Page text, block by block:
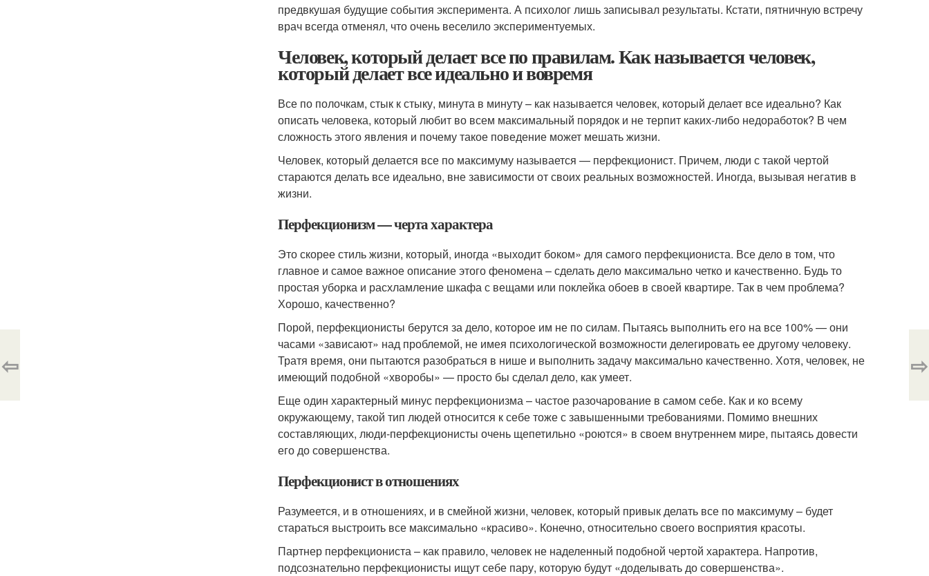
предвкушая будущие события эксперимента. А психолог лишь записывал результаты. Кстати, пятничную встречу
врач всегда отменял, что очень веселило экспериментуемых.
Человек, который делает все по правилам. Как называется человек,
который делает все идеально и вовремя
Все по полочкам, стык к стыку, минута в минуту – как называется человек, который делает все идеально? Как
описать человека, который любит во всем максимальный порядок и не терпит каких-либо недоработок? В чем
сложность этого явления и почему такое поведение может мешать жизни.
Человек, который делается все по максимуму называется — перфекционист. Причем, люди с такой чертой
стараются делать все идеально, вне зависимости от своих реальных возможностей. Иногда, вызывая негатив в
жизни.
Перфекционизм — черта характера
Это скорее стиль жизни, который, иногда «выходит боком» для самого перфекциониста. Все дело в том, что
главное и самое важное описание этого феномена – сделать дело максимально четко и качественно. Будь то
простая уборка и расхламление шкафа с вещами или поклейка обоев в своей квартире. Так в чем проблема?
Хорошо, качественно?
Порой, перфекционисты берутся за дело, которое им не по силам. Пытаясь выполнить его на все 100% — они
часами «зависают» над проблемой, не имея психологической возможности делегировать ее другому человеку.
Тратя время, они пытаются разобраться в нише и выполнить задачу максимально качественно. Хотя, человек, не
имеющий подобной «хворобы» — просто бы сделал дело, как умеет.
Еще один характерный минус перфекционизма – частое разочарование в самом себе. Как и ко всему
окружающему, такой тип людей относится к себе тоже с завышенными требованиями. Помимо внешних
составляющих, люди-перфекционисты очень щепетильно «роются» в своем внутреннем мире, пытаясь довести
его до совершенства.
Перфекционист в отношениях
Разумеется, и в отношениях, и в смейной жизни, человек, который привык делать все по максимуму – будет
стараться выстроить все максимально «красиво». Конечно, относительно своего восприятия красоты.
Партнер перфекциониста – как правило, человек не наделенный подобной чертой характера. Напротив,
подсознательно перфекционисты ищут себе пару, которую будут «доделывать до совершенства».
⇦ ⇨